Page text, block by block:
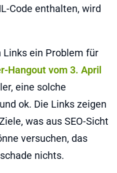
Code enthalten, wird
Links ein Problem für
Hangout vom 3. April
eine solche
ok. Die Links zeigen
was aus SEO-Sicht
versuchen, das
nichts.